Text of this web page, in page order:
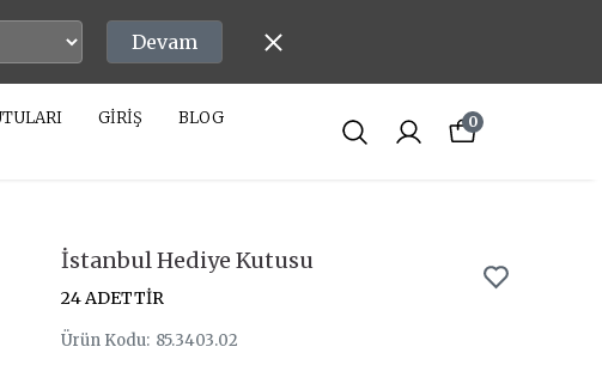
Devam
GİRİŞ
BLOG
0
İstanbul Hediye Kutusu
24 ADETTİR
Ürün Kodu: 85.3403.02